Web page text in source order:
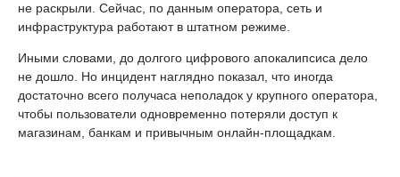
не раскрыли. Сейчас, по данным оператора, сеть и
инфраструктура работают в штатном режиме.
Иными словами, до долгого цифрового апокалипсиса дело
не дошло. Но инцидент наглядно показал, что иногда
достаточно всего получаса неполадок у крупного оператора,
чтобы пользователи одновременно потеряли доступ к
магазинам, банкам и привычным онлайн-площадкам.